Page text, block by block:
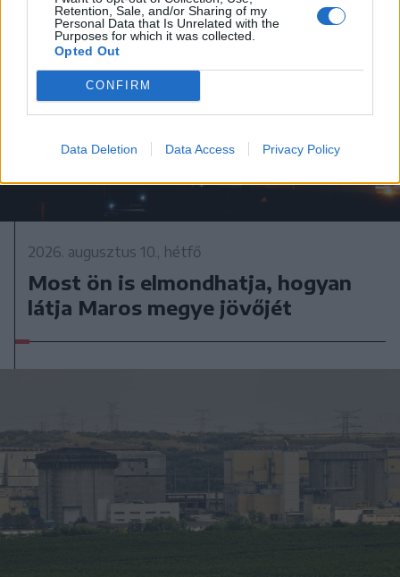
Retention, Sale, and/or Sharing of my
Personal Data that Is Unrelated with the
Purposes for which it was collected.
Opted Out
CONFIRM
Data Deletion Data Access Privacy Policy
2026. augusztus 10., hétfő
Most ön is elmondhatja, hogyan
látja Maros megye jövőjét